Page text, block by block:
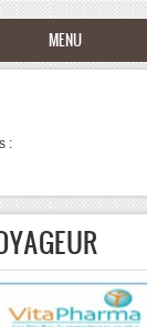
MENU
: